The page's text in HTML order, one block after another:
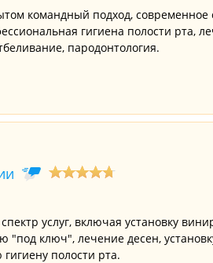
командный подход, современное
гигиена полости рта,
пародонтология.
услуг, включая установку
ключ", лечение десен,
полости рта.